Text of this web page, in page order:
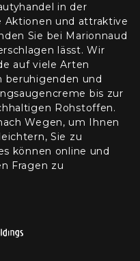
in der
Aktionen und attraktive
Sie bei Marionnaud
lässt. Wir
auf viele Arten
beruhigenden und
bis zur
Rohstoffen.
Wegen, um Ihnen
Sie zu
können online und
Fragen zu